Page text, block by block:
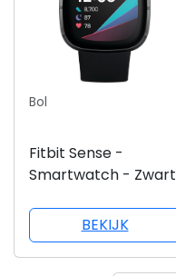
Bol
Fitbit Sense -
Smartwatch - Zwart
BEKIJK